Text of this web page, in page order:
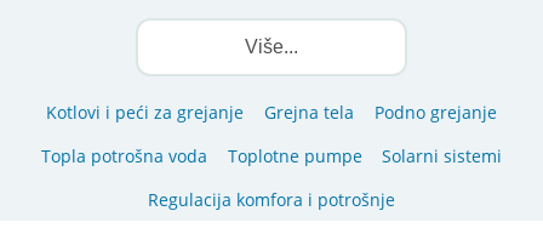
Više...
Kotlovi i peći za grejanje Grejna tela
Podno grejanje
Topla potrošna voda
Toplotne pumpe
Solarni sistemi
Regulacija komfora i potrošnje